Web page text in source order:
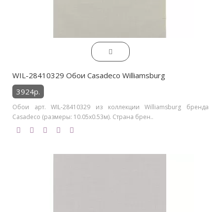
WIL-28410329 Обои Casadeco Williamsburg
3924р.
Обои арт. WIL-28410329 из коллекции Williamsburg бренда
Casadeco (размеры: 10.05х0.53м). Страна брен..